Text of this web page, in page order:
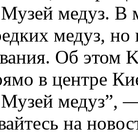
медуз. В
медуз,
Об этом
в центре
медуз”,
на